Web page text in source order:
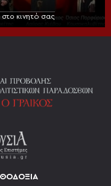
κινητό σας